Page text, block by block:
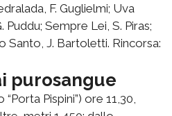
F. Guglielmi; Uva
Puddu; Sempre Lei, S. Piras;
Santo, J. Bartoletti. Rincorsa:
purosangue
“Porta Pispini”) ore 11,30,